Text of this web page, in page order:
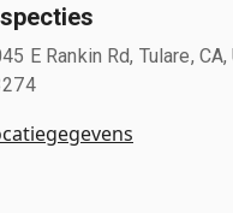
E Rankin Rd, Tulare,